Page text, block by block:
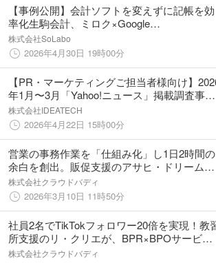
【事例公開】会計ソフトを変えずに記帳を効
率化生駒会計、ミロク×Google
Workspace×TaxSys（タクシス）で業務基盤
を構築
株式会社SoLabo
2026年4月30日 19時00分
【PR・マーケティングご担当者様向け】
年1月〜3月「Yahoo!ニュース」掲載調査事例
を無料公開！
株式会社IDEATECH
2026年4月22日 15時00分
営業の事務作業を「仕組み化」し1日2時間の
余白を創出。販促支援のアサヒ・ドリーム・
クリエイトが、BPR×BPOサービス「Cloud
Buddy」で実現したDX推進とバックアップ体
制の構築事例を公開
株式会社クラウドバディ
2026年3月10日 11時50分
社員2名でTikTokフォロワー20倍を実現！教
所支援のリ・クリエが、BPR×BPOサービス
「Cloud Buddy」で実現した“苦手を手放す”少
株式会社クラウドバディ